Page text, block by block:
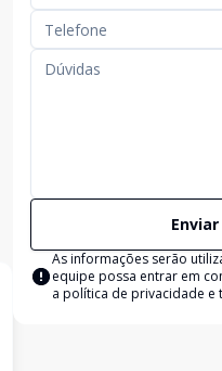
Enviar
As informações serão
equipe possa entrar em
a política de privacidade e